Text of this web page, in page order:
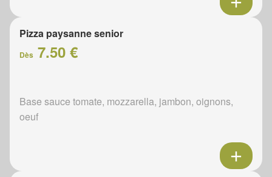
Pizza paysanne senior
Dès 7.50 €
Base sauce tomate, mozzarella, jambon, oignons,
oeuf